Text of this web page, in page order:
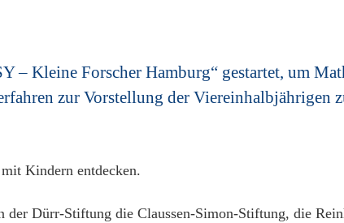
– Kleine Forscher Hamburg“ gestartet, um
zur Vorstellung der Viereinhalbjährigen
Kindern entdecken.
der Dürr-Stiftung die Claussen-Simon-Stiftung, die